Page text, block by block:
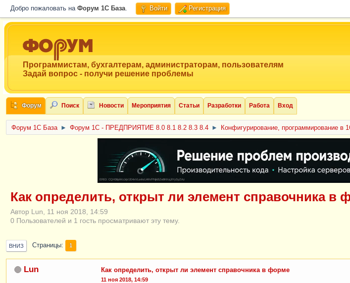
Добро пожаловать на Форум 1C База. Войти Регистрация
Программистам, бухгалтерам, администраторам, пользователям
Задай вопрос - получи решение проблемы
Форум Поиск Новости Мероприятия Статьи Разработки Работа Вход
Форум 1C База ► Форум 1С - ПРЕДПРИЯТИЕ 8.0 8.1 8.2 8.3 8.4 ► Конфигурирование, программирование в
ERID: CQH36pWzJqVJD4xVLsnhcU4hVPNjkBZe8KKxjJiYySyZAz
Как определить, открыт ли элемент справочника в
Автор Lun, 11 ноя 2018, 14:59
0 Пользователей и 1 гость просматривают эту тему.
ВНИЗ Страницы 1
Lun Как определить, открыт ли элемент справочника в форме
11 ноя 2018, 14:59